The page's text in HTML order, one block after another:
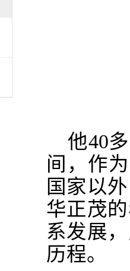
他40
间，作
国家以
华正茂
系发展
历程。